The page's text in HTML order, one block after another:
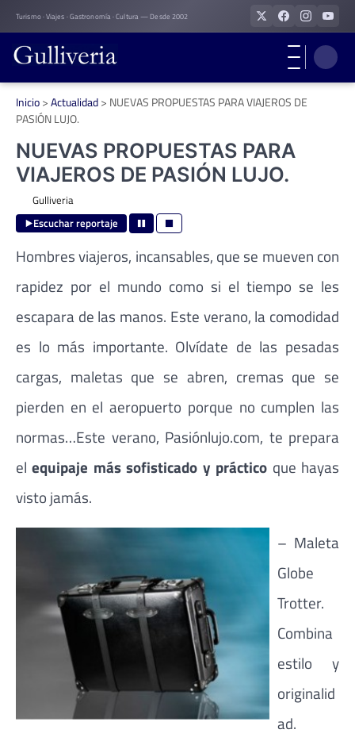
Skip
to
content
Turismo · Viajes · Gastronomía · Cultura — Desde 2002
Inicio>Actualidad> NUEVAS PROPUESTAS PARA VIAJEROS DE
PASIÓN LUJO.
NUEVAS PROPUESTAS PARA
VIAJEROS DE PASIÓN LUJO.
Gulliveria
Escuchar reportaje
Hombres viajeros, incansables, que se mueven con
rapidez por el mundo como si el tiempo se les
escapara de las manos. Este verano, la comodidad
es lo más importante. Olvídate de las pesadas
cargas, maletas que se abren, cremas que se
pierden en el aeropuerto porque no cumplen las
normas…Este verano, Pasiónlujo.com, te prepara
elequipaje más sofisticado y práctico que hayas
visto jamás.
– Maleta
Globe
Trotter.
Combina
estilo y
originalid
ad.